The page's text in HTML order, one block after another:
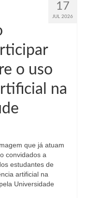
17
JUL 2026
o uso
na
que já atuam
convidados a
estudantes de
artificial na
Universidade